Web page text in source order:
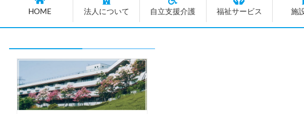
HOME 法人について 自立支援介護 福祉サービス 施